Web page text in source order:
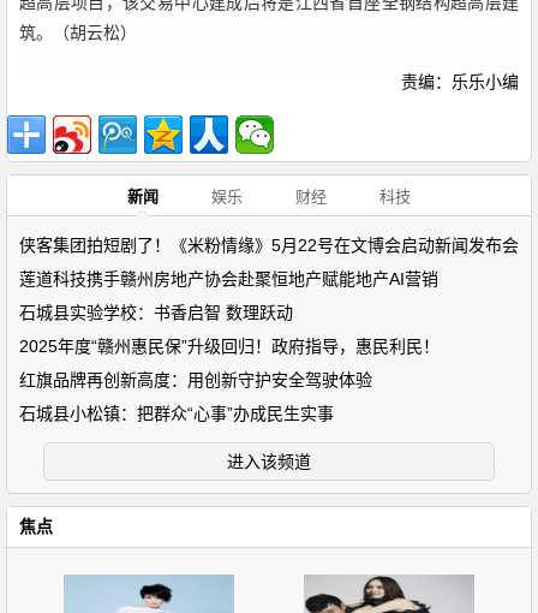
筑。（胡云松）
责编：乐乐小编
新闻 娱乐 财经 科技
侠客集团拍短剧了！《米粉情缘》5月22号在文博会启动新闻发布会
莲道科技携手赣州房地产协会赴聚恒地产赋能地产AI营销
石城县实验学校：书香启智 数理跃动
2025年度“赣州惠民保”升级回归！政府指导，惠民利民！
红旗品牌再创新高度：用创新守护安全驾驶体验
石城县小松镇：把群众“心事”办成民生实事
进入该频道
焦点